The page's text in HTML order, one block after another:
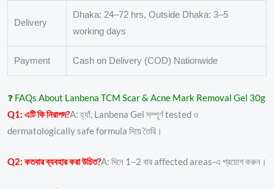
Delivery
Dhaka: 24–72 hrs, Outside Dhaka: 3–5
working days
Payment Cash on Delivery (COD) Nationwide
❓ FAQs About Lanbena TCM Scar & Acne Mark Removal Gel 30g
Q1: এটি কি নিরাপদ?A: হ্যাঁ, Lanbena Gel সম্পূর্ণ tested ও
dermatologically safe formula দিয়ে তৈরি।
Q2: কতবার ব্যবহার করা উচিত?A: দিনে 1–2 বার affected areas-এ প্রয়োগ করুন।